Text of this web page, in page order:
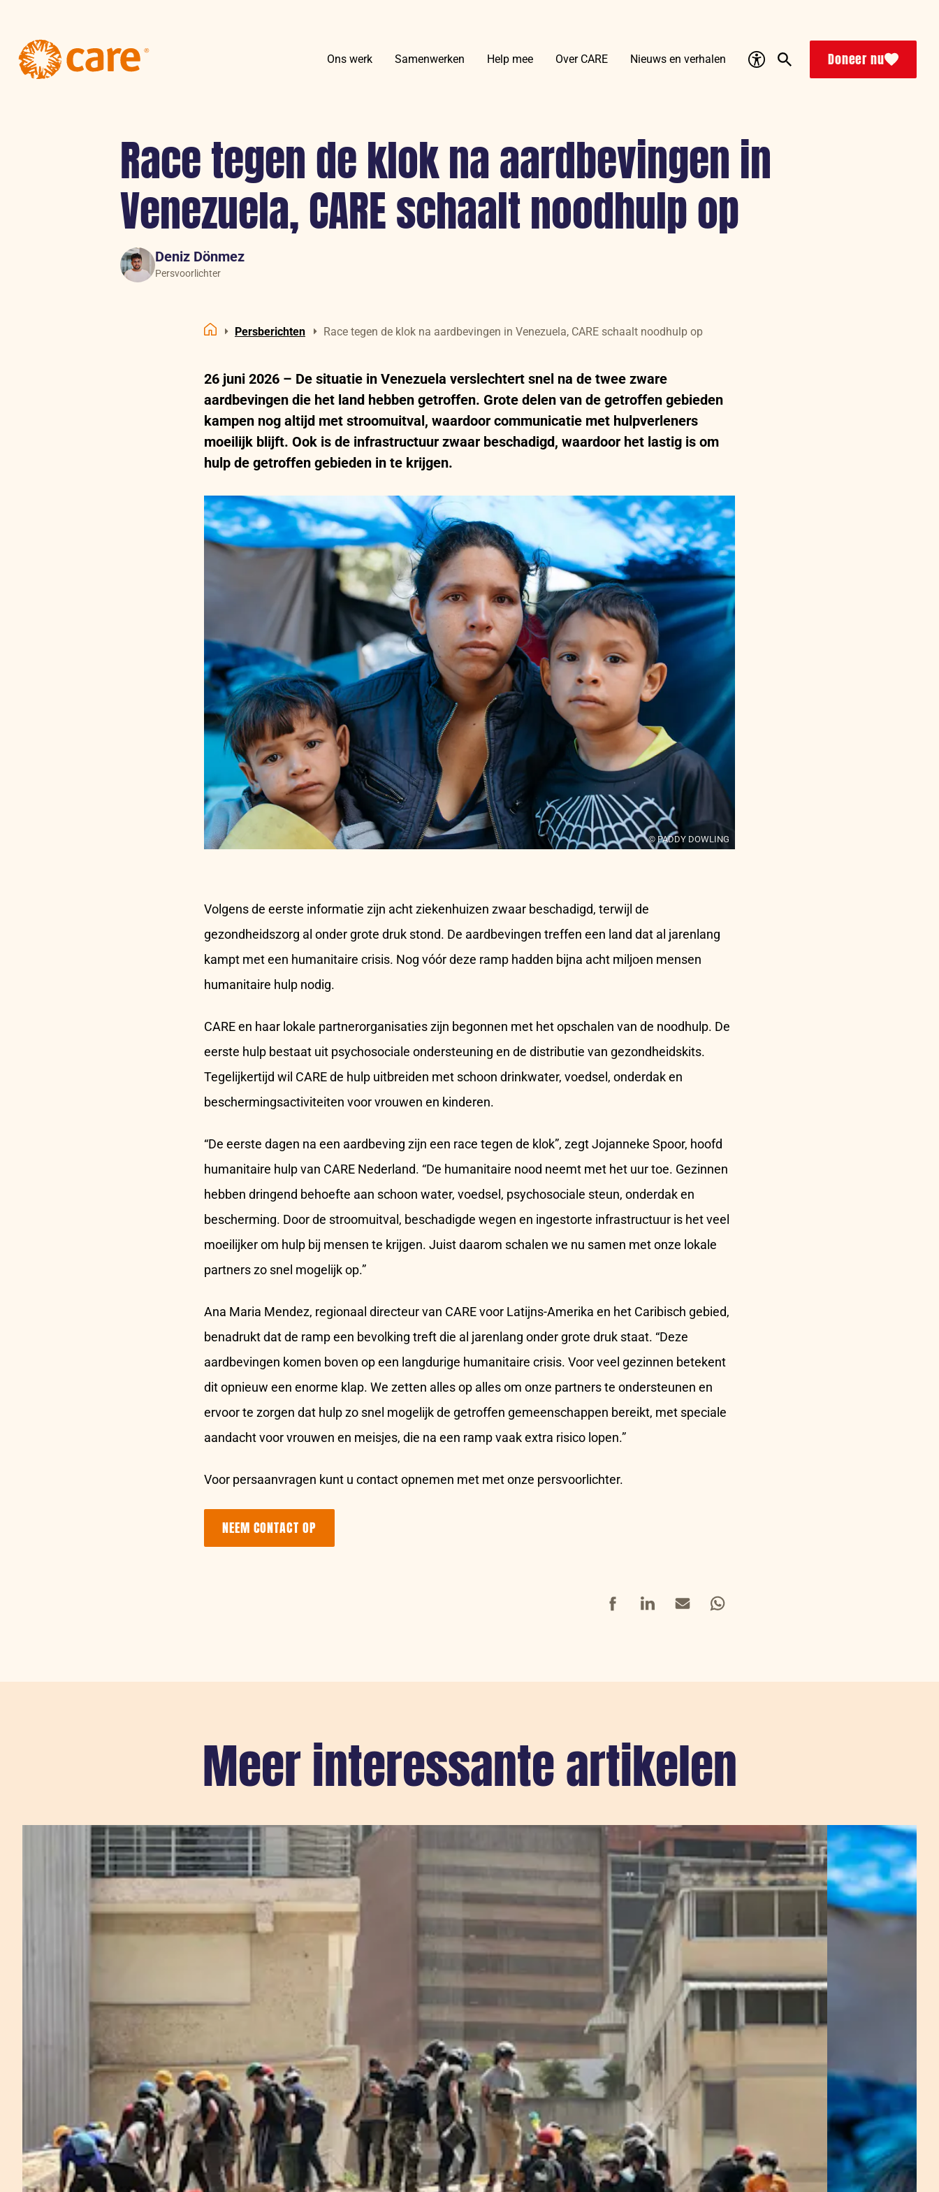
Ons werk Samenwerken Help mee Over CARE Nieuws en verhalen
Accessibility
Search
Doneer nu
Race tegen de klok na aardbevingen in
Venezuela, CARE schaalt noodhulp op
Deniz Dönmez
Persvoorlichter
Persberichten Race tegen de klok na aardbevingen in Venezuela, CARE schaalt noodhulp op
26 juni 2026 – De situatie in Venezuela verslechtert snel na de twee zware
aardbevingen die het land hebben getroffen. Grote delen van de getroffen gebieden
kampen nog altijd met stroomuitval, waardoor communicatie met hulpverleners
moeilijk blijft. Ook is de infrastructuur zwaar beschadigd, waardoor het lastig is om
hulp de getroffen gebieden in te krijgen.
© PADDY DOWLING
Volgens de eerste informatie zijn acht ziekenhuizen zwaar beschadigd, terwijl de
gezondheidszorg al onder grote druk stond. De aardbevingen treffen een land dat al jarenlang
kampt met een humanitaire crisis. Nog vóór deze ramp hadden bijna acht miljoen mensen
humanitaire hulp nodig.
CARE en haar lokale partnerorganisaties zijn begonnen met het opschalen van de noodhulp. De
eerste hulp bestaat uit psychosociale ondersteuning en de distributie van gezondheidskits.
Tegelijkertijd wil CARE de hulp uitbreiden met schoon drinkwater, voedsel, onderdak en
beschermingsactiviteiten voor vrouwen en kinderen.
“De eerste dagen na een aardbeving zijn een race tegen de klok”, zegt Jojanneke Spoor, hoofd
humanitaire hulp van CARE Nederland. “De humanitaire nood neemt met het uur toe. Gezinnen
hebben dringend behoefte aan schoon water, voedsel, psychosociale steun, onderdak en
bescherming. Door de stroomuitval, beschadigde wegen en ingestorte infrastructuur is het veel
moeilijker om hulp bij mensen te krijgen. Juist daarom schalen we nu samen met onze lokale
partners zo snel mogelijk op.”
Ana Maria Mendez, regionaal directeur van CARE voor Latijns-Amerika en het Caribisch gebied,
benadrukt dat de ramp een bevolking treft die al jarenlang onder grote druk staat. “Deze
aardbevingen komen boven op een langdurige humanitaire crisis. Voor veel gezinnen betekent
dit opnieuw een enorme klap. We zetten alles op alles om onze partners te ondersteunen en
ervoor te zorgen dat hulp zo snel mogelijk de getroffen gemeenschappen bereikt, met speciale
aandacht voor vrouwen en meisjes, die na een ramp vaak extra risico lopen.”
Voor persaanvragen kunt u contact opnemen met met onze persvoorlichter.
NEEM CONTACT OP
FacebookLinkedInMail Whatsapp
Meer interessante artikelen
Sla carousel over